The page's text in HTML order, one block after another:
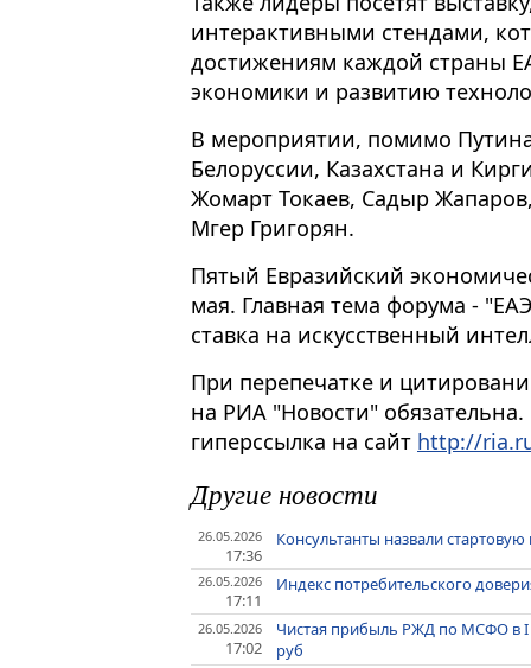
интерактивными стендами,
достижениям каждой страны
экономики и развитию
В мероприятии, помимо
Белоруссии, Казахстана и
Жомарт Токаев, Садыр
Мгер Григорян.
Пятый Евразийский
мая. Главная тема форума -
ставка на искусственный
При перепечатке и
на РИА "Новости"
гиперссылка на сайт http://
Другие новости
26.05.2026
17:36
Консультанты назвали
26.05.2026
17:11
Индекс потребительского
26.05.2026
17:02
Чистая прибыль РЖД по МСФО в I
руб